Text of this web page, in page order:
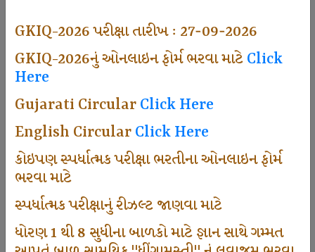
GKIQ-2026 પરીક્ષા તારીખ : 27-09-2026
GKIQ-2026નું ઓનલાઇન ફોર્મ ભરવા માટેClick
Here
Gujarati CircularClick Here
English CircularClick Here
કોઇપણ સ્પર્ધાત્મક પરીક્ષા ભરતીના ઓનલાઇન ફોર્મ
ભરવા માટે
સ્પર્ધાત્મક પરીક્ષાનું રીઝલ્ટ જાણવા માટે
ધોરણ 1 થી 8 સુધીના બાળકો માટે જ્ઞાન સાથે ગમ્મત
494
665
Sarvottam Karkirdi Subscripton